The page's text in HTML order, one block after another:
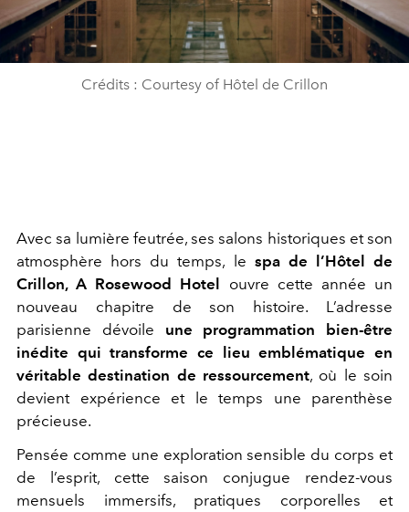
Crédits : Courtesy of Hôtel de Crillon
Avec sa lumière feutrée, ses salons historiques et son
atmosphère hors du temps, le spa de l’Hôtel de
Crillon, A Rosewood Hotel ouvre cette année un
nouveau chapitre de son histoire. L’adresse
parisienne dévoile une programmation bien-être
inédite qui transforme ce lieu emblématique en
véritable destination de ressourcement, où le soin
devient expérience et le temps une parenthèse
précieuse.
Pensée comme une exploration sensible du corps et
de l’esprit, cette saison conjugue rendez-vous
mensuels immersifs, pratiques corporelles et